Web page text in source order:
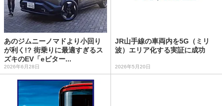
あのジムニーノマドより小回り
が利く!? 街乗りに最適すぎるス
ズキのEV「eビター...
2026年6月28日
JR山手線の車両内を5G（ミリ
波）エリア化する実証に成功
2026年5月20日